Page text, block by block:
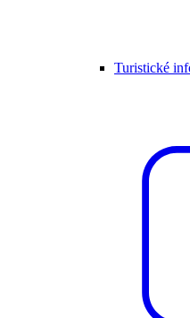
Turistické